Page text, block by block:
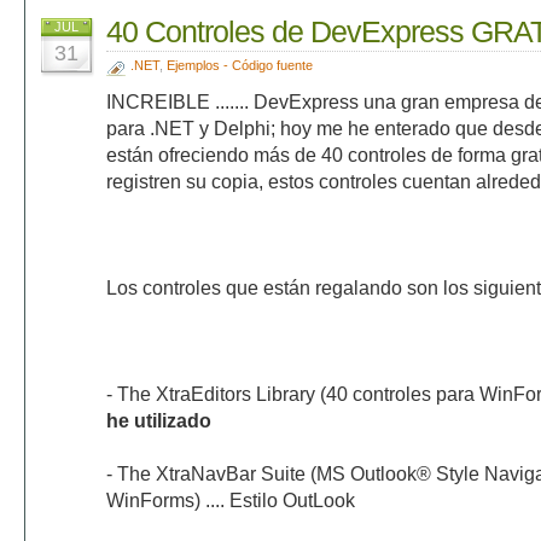
JUL
31
40 Controles de DevExpress
.NET, Ejemplos - Código fuente
INCREIBLE ....... DevExpress una gran empresa
para .NET y Delphi; hoy me he enterado que
están ofreciendo más de 40 controles de forma
registren su copia, estos controles cuentan
Los controles que están regalando son los
- The XtraEditors Library (40 controles para
he utilizado
- The XtraNavBar Suite (MS Outlook® Style
WinForms) .... Estilo OutLook